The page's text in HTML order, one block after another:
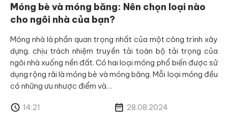
Móng bè và móng băng: Nên chọn loại nào
cho ngôi nhà của bạn?
Móng nhà là phần quan trọng nhất của một công trình xây
dựng, chịu trách nhiệm truyền tải toàn bộ tải trọng của
ngôi nhà xuống nền đất. Có hai loại móng phổ biến được sử
dụng rộng rãi là móng bè và móng băng. Mỗi loại móng đều
có những ưu nhược điểm và…
14:21 28.08.2024